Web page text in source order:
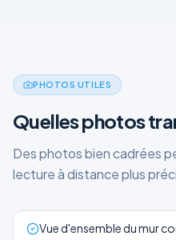
PHOTOS UTILES
Quelles photos
Des photos bien cadrées
lecture à distance plus
Vue d'ensemble du mur